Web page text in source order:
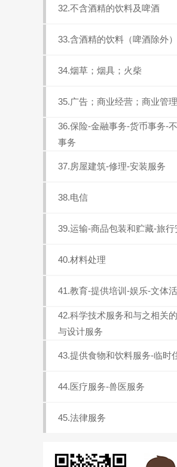
32.不含酒精的饮料及啤酒
33.含酒精的饮料（啤酒除外）
34.烟草；烟具；火柴
35.广告；商业经营；商业管理
36.保险-金融事务-货币事务-
事务
37.房屋建筑-修理-安装服务
38.电信
39.运输-商品包装和贮藏-旅行
40.材料处理
41.教育-提供培训-娱乐-文体
42.科学技术服务和与之相关
与设计服务
43.提供食物和饮料服务-临时
44.医疗服务-兽医服务
45.法律服务